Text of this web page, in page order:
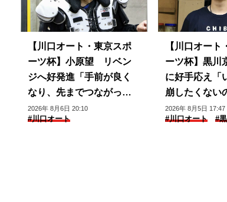
【川口オート・東京スポ
ーツ杯】小原望 リベン
ジへ好発進「手前が良く
なり、先までつながって
いる」
2026年 8月6日 20:10
#川口オート
【川口オート
ーツ杯】黒
に好手応え「
崩したくない
できるように」
2026年 8月5日 17:47
#川口オート #